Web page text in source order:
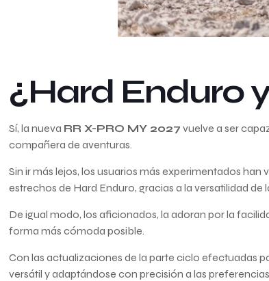
¿Hard Enduro
Sí, la nueva RR X-PRO MY 2027 vuelve a ser
compañera de aventuras.
Sin ir más lejos, los usuarios más experimentados
estrechos de Hard Enduro, gracias a la versatilidad
De igual modo, los aficionados, la adoran por la
forma más cómoda posible.
Con las actualizaciones de la parte ciclo efectuadas
versátil y adaptándose con precisión a las